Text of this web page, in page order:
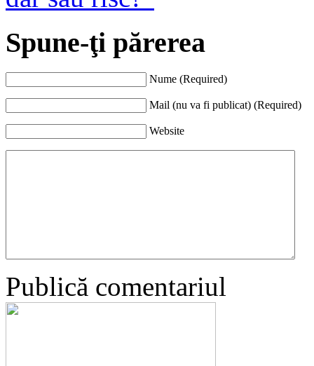
Spune-ţi părerea
Nume (Required)
Mail (nu va fi publicat) (Required)
Website
Publică comentariul